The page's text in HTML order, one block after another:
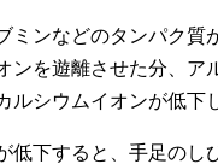
ミンなどのタンパク質
ンを遊離させた分、ア
ルシウムイオンが低下
低下すると、手足のし